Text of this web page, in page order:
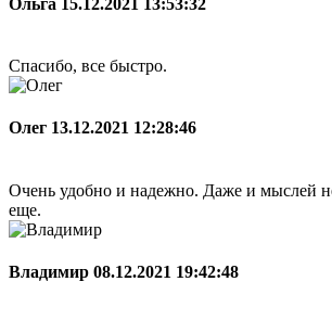
Спасибо, все быстро.
Олег 13.12.2021 12:28:46
Очень удобно и надежно. Даже и мыслей
еще.
Владимир 08.12.2021 19:42:48